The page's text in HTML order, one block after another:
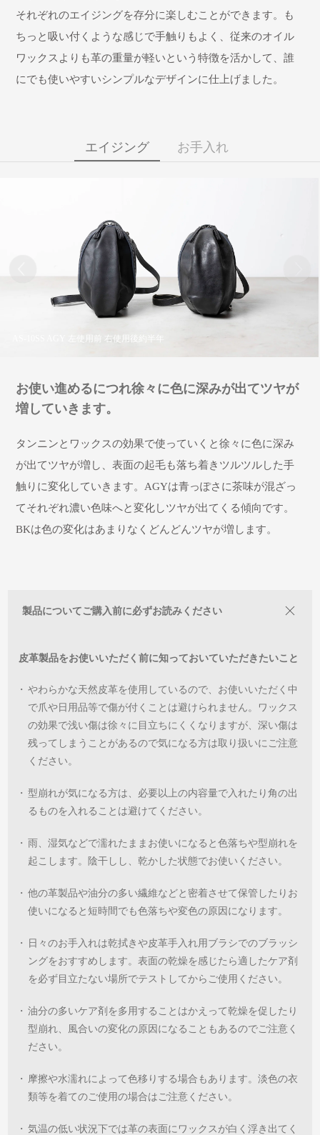
それぞれのエイジングを存分に楽しむことができます。も
ちっと吸い付くような感じで手触りもよく、従来のオイル
ワックスよりも革の重量が軽いという特徴を活かして、誰
にでも使いやすいシンプルなデザインに仕上げました。
エイジング お手入れ
AS-10SS AGY 左使用前 右使用後約半年
お使い進めるにつれ徐々に色に深みが出てツヤが
増していきます。
タンニンとワックスの効果で使っていくと徐々に色に深み
が出てツヤが増し、表面の起毛も落ち着きツルツルした手
触りに変化していきます。AGYは青っぽさに茶味が混ざっ
てそれぞれ濃い色味へと変化しツヤが出てくる傾向です。
BKは色の変化はあまりなくどんどんツヤが増します。
製品についてご購入前に必ずお読みください
皮革製品をお使いいただく前に知っておいていただきたいこと
・ やわらかな天然皮革を使用しているので、お使いいただく中
で爪や日用品等で傷が付くことは避けられません。ワックス
の効果で浅い傷は徐々に目立ちにくくなりますが、深い傷は
残ってしまうことがあるので気になる方は取り扱いにご注意
ください。
・ 型崩れが気になる方は、必要以上の内容量で入れたり角の出
るものを入れることは避けてください。
・ 雨、湿気などで濡れたままお使いになると色落ちや型崩れを
起こします。陰干しし、乾かした状態でお使いください。
・ 他の革製品や油分の多い繊維などと密着させて保管したりお
使いになると短時間でも色落ちや変色の原因になります。
・
日々のお手入れは乾拭きや皮革手入れ用ブラシでのブラッシ
ングをおすすめします。表面の乾燥を感じたら適したケア剤
を必ず目立たない場所でテストしてからご使用ください。
・ 油分の多いケア剤を多用することはかえって乾燥を促したり
型崩れ、風合いの変化の原因になることもあるのでご注意く
ださい。
・ 摩擦や水濡れによって色移りする場合もあります。淡色の衣
類等を着てのご使用の場合はご注意ください。
・ 気温の低い状況下では革の表面にワックスが白く浮き出てく